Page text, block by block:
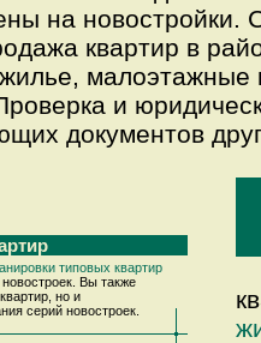
на новостройки.
квартир в
, малоэтажные
и
документов
типовых квартир
Вы также
но и
серий новостроек.